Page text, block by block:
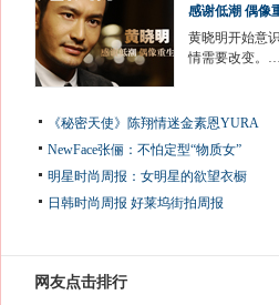
感谢低潮 偶像
黄晓明开始意
情需要改变
《秘密天使》陈翔情迷金素恩YURA
NewFace张俪：不怕定型“物质女”
明星时尚周报：女明星的欲望衣橱
日韩时尚周报 好莱坞街拍周报
网友点击排行